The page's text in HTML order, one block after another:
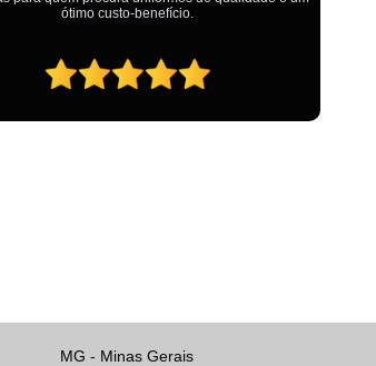
Private Label Camisetas T-
MG - Minas Gerais